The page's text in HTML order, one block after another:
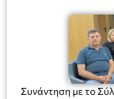
Συνάντηση με το